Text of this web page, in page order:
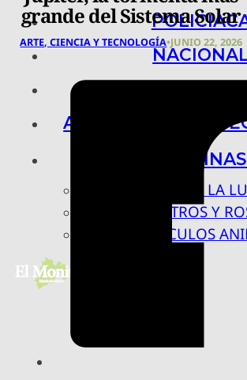
ARTE, CIENCIA Y
COLUMNAS
BAJO LA
RASTROS Y
VÍNCULOS
grande del Sistema Solar
ARTE, CIENCIA Y TECNOLOGÍA•JUNIO 22, 2026